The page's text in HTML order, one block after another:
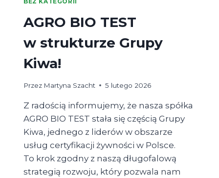
ŚRODOWISKA”
AGRO BIO TEST
w strukturze Grupy
Kiwa!
Przez Martyna Szacht 5 lutego 2026
Z radością informujemy, że nasza spółka
AGRO BIO TEST stała się częścią Grupy
Kiwa, jednego z liderów w obszarze
usług certyfikacji żywności w Polsce.
To krok zgodny z naszą długofalową
strategią rozwoju, który pozwala nam